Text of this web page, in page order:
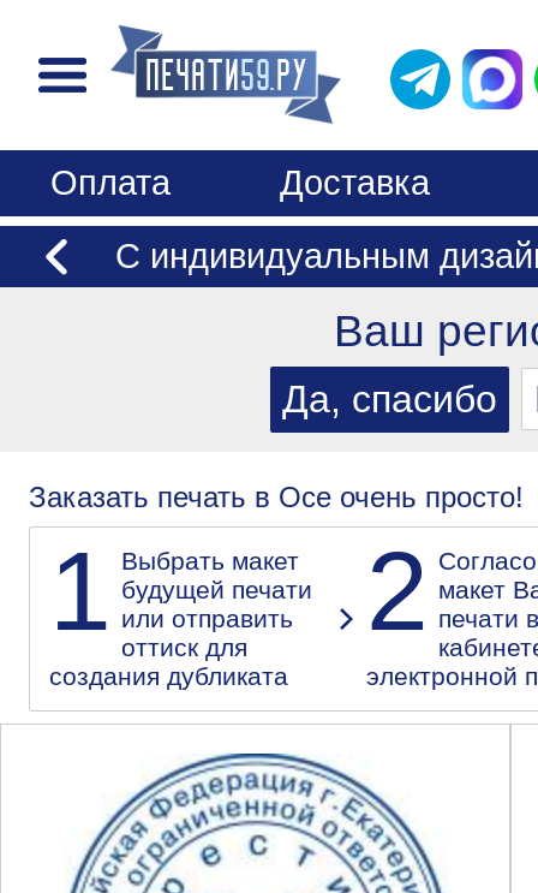
Оплата
Доставка
С индивидуальным
Ваш
Заказать печать в Осе очень просто!
1 Выбрать макет
будущей печати
или отправить
оттиск для
создания дубликата
2
макет
печати
электронной